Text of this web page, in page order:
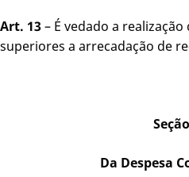
Art. 13– É vedado a
superiores a arrecadação de
Da Despesa